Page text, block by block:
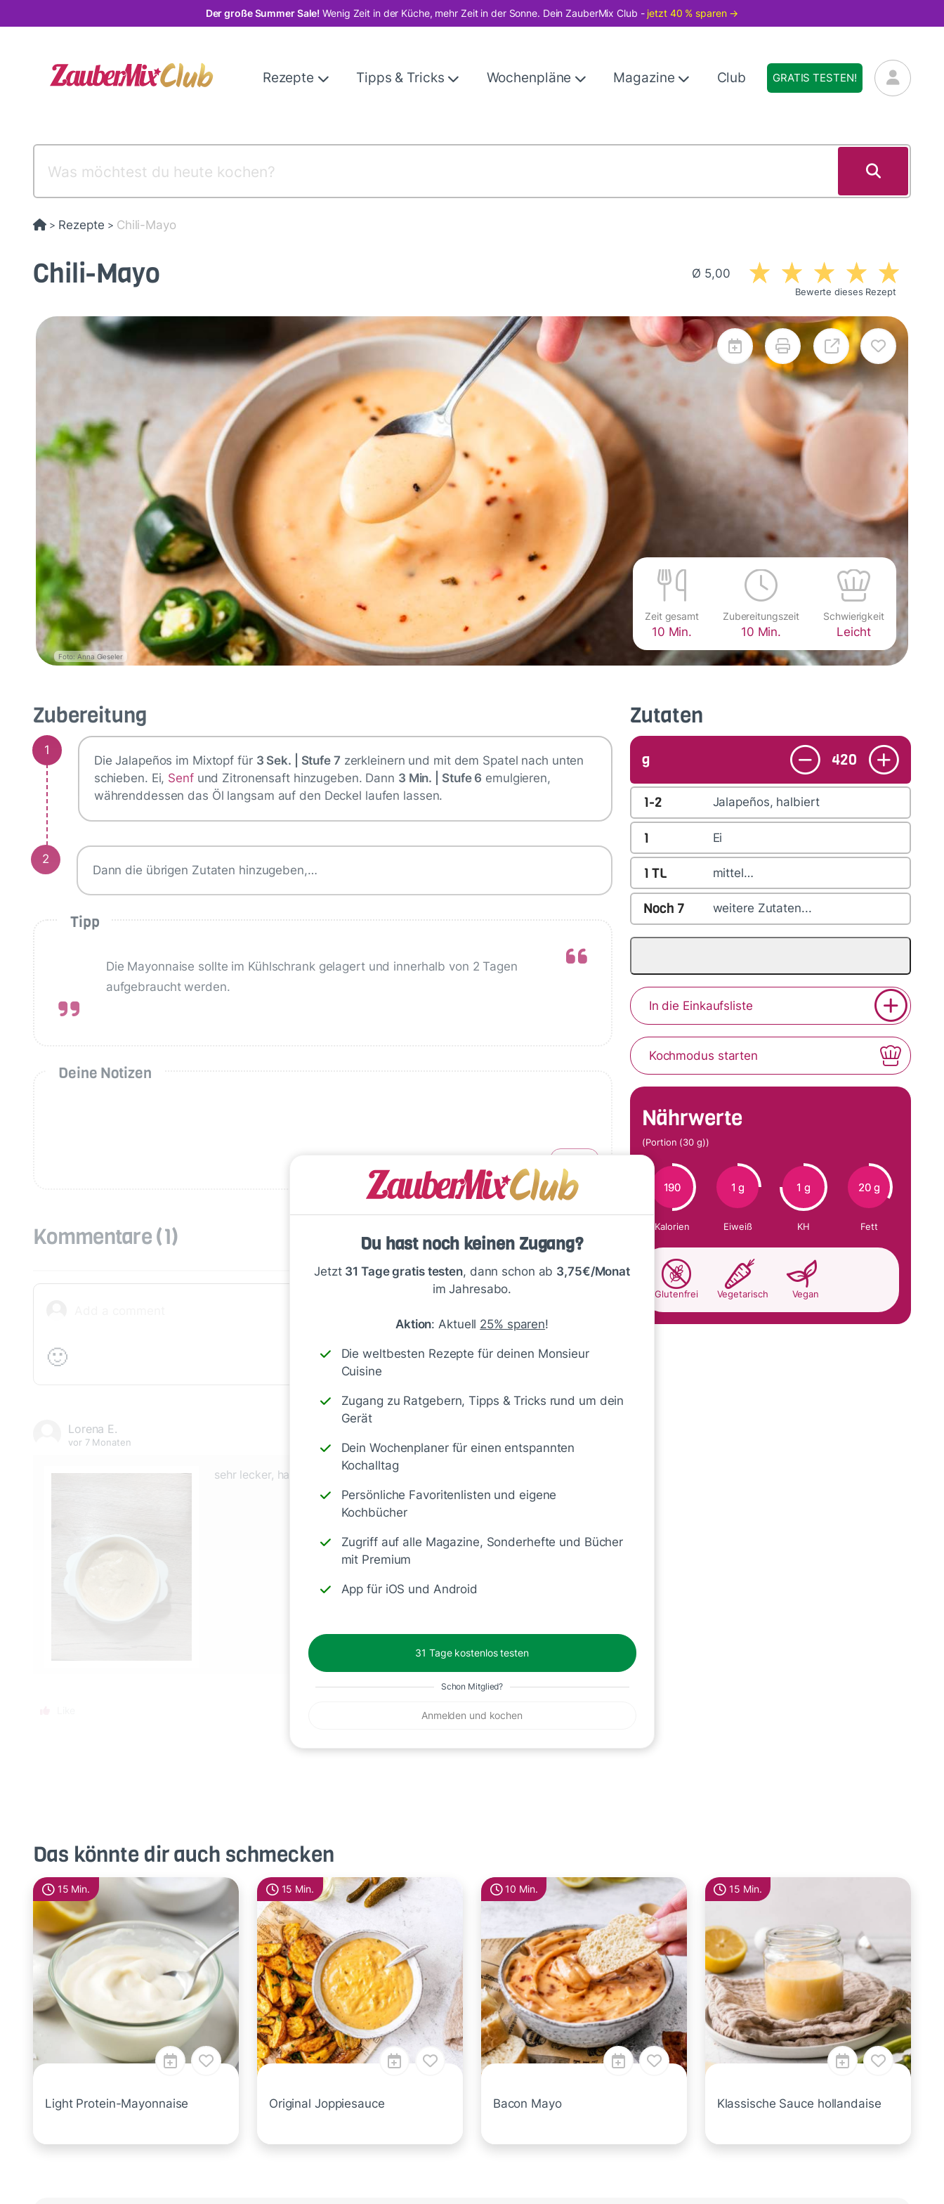
zum
Der große Summer Sale! Wenig Zeit in der Küche, mehr Zeit in der Sonne. Dein ZauberMix Club - jetzt 40 % sparen →
Rezepte Tipps & Tricks Wochenpläne Magazine Club GRATIS TESTEN!
> Rezepte > Chili-Mayo
Chili-Mayo Ø 5,00
Bewerte dieses Rezept
Foto: Anna Gieseler
Zeit gesamt
10 Min.
Zubereitungszeit
10 Min.
Schwierigkeit
Leicht
Du hast noch keinen Zugang?
Jetzt 31 Tage gratis testen, dann schon ab 3,75€/Monat
im Jahresabo.
Aktion: Aktuell 25% sparen!
Die weltbesten Rezepte für deinen Monsieur
Cuisine
Zugang zu Ratgebern, Tipps & Tricks rund um dein
Gerät
Dein Wochenplaner für einen entspannten
Kochalltag
Persönliche Favoritenlisten und eigene
Kochbücher
Zugriff auf alle Magazine, Sonderhefte und Bücher
mit Premium
App für iOS und Android
31 Tage kostenlos testen
Schon Mitglied?
Anmelden und kochen
Zubereitung
1
Die Jalapeños im Mixtopf für 3 Sek. | Stufe 7 zerkleinern und mit dem Spatel nach unten
schieben. Ei, Senfund Zitronensaft hinzugeben. Dann 3 Min. | Stufe 6 emulgieren,
währenddessen das Öl langsam auf den Deckel laufen lassen.
2
Dann die übrigen Zutaten hinzugeben,…
Tipp
Die Mayonnaise sollte im Kühlschrank gelagert und innerhalb von 2 Tagen
aufgebraucht werden.
Deine Notizen
Kommentare(1)
🙂 1500 Speichern
Lorena E.
vor 7 Monaten
sehr lecker, habe aber nur 250ml Öl benutzt
Zutaten
g 420
1-2 Jalapeños, halbiert
1 Ei
1 TL mittel…
Noch 7 weitere Zutaten...
In die Einkaufsliste
Kochmodus starten
Nährwerte
(Portion (30 g))
190
Kalorien
1 g
Eiweiß
1 g
KH
20 g
Fett
Glutenfrei Vegetarisch Vegan
Das könnte dir auch schmecken
15 Min.
Light Protein-Mayonnaise
15 Min.
Original Joppiesauce
10 Min.
Bacon Mayo
15 Min.
Klassische Sauce hollandaise